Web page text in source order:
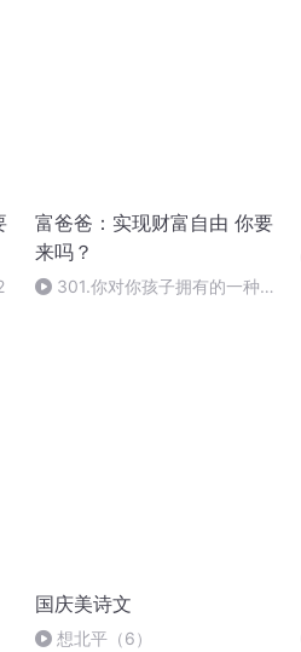
富爸爸：实现财富自由 你要
来吗？
301.你对你孩子拥有的一种影
国庆美诗文
想北平（6）